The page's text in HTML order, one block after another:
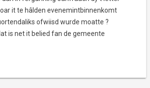
it te hâlden evenemintbinnenkomt
ofwiisd wurde moatte ?
is net it belied fan de gemeente